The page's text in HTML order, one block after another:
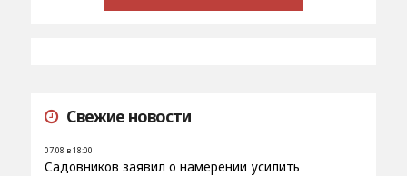
Свежие новости
07.08 в 18:00
Садовников заявил о намерении усилить